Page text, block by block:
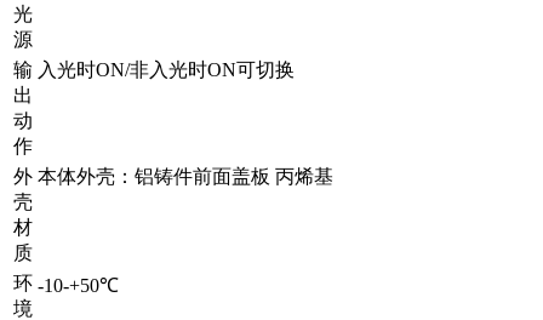
光
源
输
出
动
作
入光时ON/非入光时ON可切换
外
壳
材
质
本体外壳：铝铸件前面盖板 丙烯基
环
境
-10-+50℃